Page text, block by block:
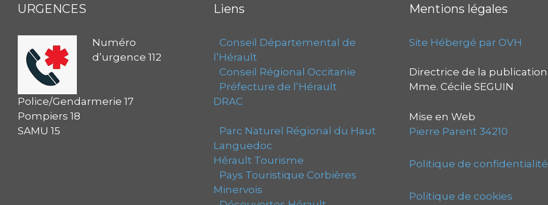
URGENCES
Numéro
d’urgence 112
Police/Gendarmerie 17
Pompiers 18
SAMU 15
Liens
Conseil Départemental de
l’Hérault
Conseil Régional Occitanie
Préfecture de l’Hérault
DRAC
Parc Naturel Régional du Haut
Languedoc
Hérault Tourisme
Pays Touristique Corbières
Minervois
Mentions légales
Site Hébergé par OVH
Directrice de la publication
Mme. Cécile SEGUIN
Mise en Web
Pierre Parent 34210
Politique de confidentialité
Politique de cookies